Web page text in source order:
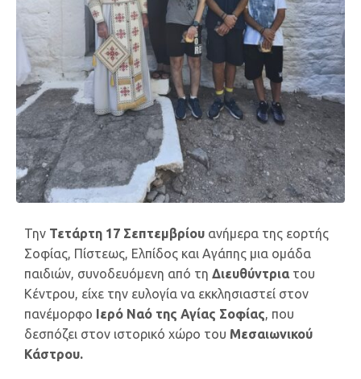
Την Τετάρτη 17 Σεπτεμβρίου ανήμερα της εορτής
Σοφίας, Πίστεως, Ελπίδος και Αγάπης μια ομάδα
παιδιών, συνοδευόμενη από τη Διευθύντρια του
Κέντρου, είχε την ευλογία να εκκλησιαστεί στον
πανέμορφο Ιερό Ναό της Αγίας Σοφίας, που
δεσπόζει στον ιστορικό χώρο του Μεσαιωνικού
Κάστρου.